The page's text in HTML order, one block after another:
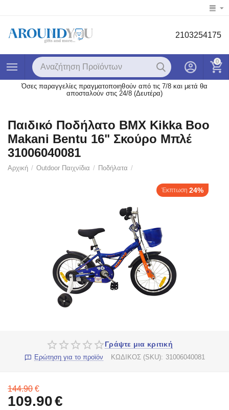
2103254175
0
Όσες παραγγελίες πραγματοποιηθούν από τις 7/8 και μετά θα
αποσταλούν στις 24/8 (Δευτέρα)
Παιδικό Ποδήλατo BMX Kikka Boo
Makani Bentu 16" Σκούρο Μπλέ
31006040081
Αρχική / Outdoor Παιχνίδια / Ποδήλατα /
Έκπτωση 24%
Γράψτε μια κριτική
Ερώτηση για το προϊόν ΚΩΔΙΚΟΣ (SKU): 31006040081
144.90 €
109.90€